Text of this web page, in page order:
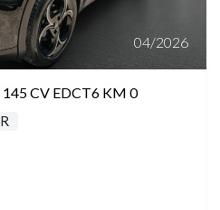
04/2026
145 CV EDCT6 KM 0